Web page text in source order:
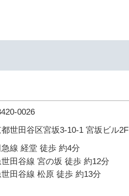
0026
世田谷区宮坂3-10-1 宮坂ビル2F
線 経堂 徒歩 約4分
田谷線 宮の坂 徒歩 約12分
田谷線 松原 徒歩 約13分